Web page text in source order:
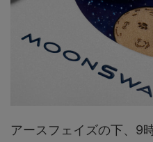
アースフェイズの下、9